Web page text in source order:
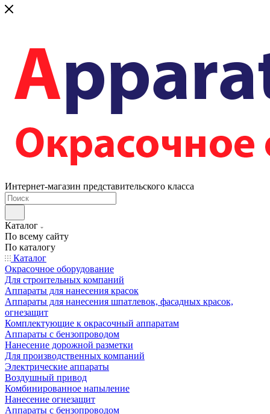
Интернет-магазин представительского класса
Каталог
По всему сайту
По каталогу
Каталог
Окрасочное оборудование
Для строительных компаний
Аппараты для нанесения красок
Аппараты для нанесения шпатлевок, фасадных красок,
огнезащит
Комплектующие к окрасочный аппаратам
Аппараты с бензопроводом
Нанесение дорожной разметки
Для производственных компаний
Электрические аппараты
Воздушный привод
Комбинированное напыление
Нанесение огнезащит
Аппараты с бензопроводом